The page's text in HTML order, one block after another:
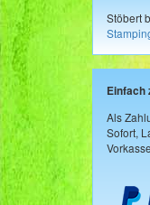
Stöbert
Einfach
Als
Sofort,